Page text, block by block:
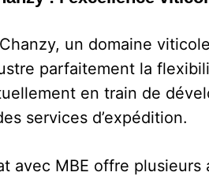
un domaine
parfaitement la
en train de
services d’expédition.
avec MBE offre